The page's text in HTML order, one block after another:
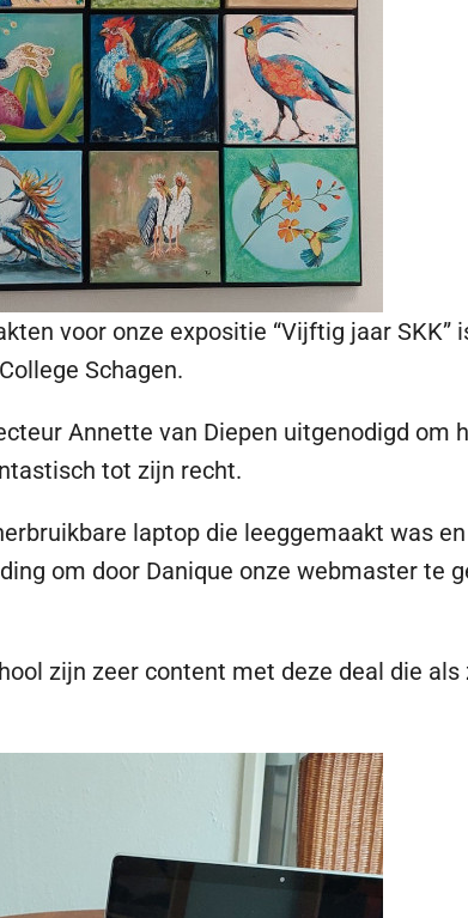
voor onze expositie “Vijftig jaar SKK”
Schagen.
Annette van Diepen uitgenodigd om
tot zijn recht.
laptop die leeggemaakt was
om door Danique onze webmaster te
zijn zeer content met deze deal die